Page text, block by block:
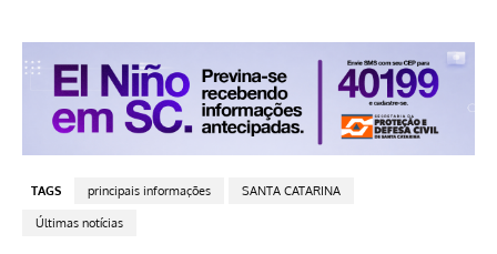
TAGS principais informações SANTA CATARINA
Últimas notícias